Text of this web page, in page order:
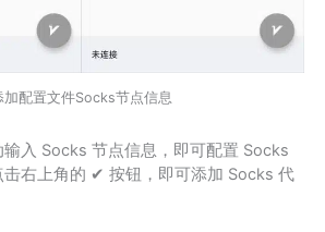
加配置文件Socks节点信息
入 Socks 节点信息，即可配置 Socks
击右上角的 ✔ 按钮，即可添加 Socks 代